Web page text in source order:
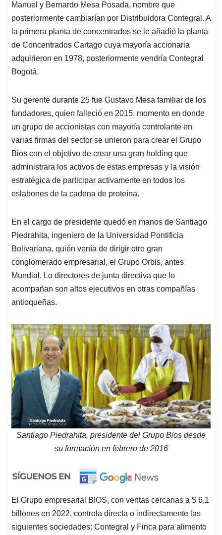
Manuel y Bernardo Mesa Posada, nombre que
posteriormente cambiarían por Distribuidora Contegral. A
la primera planta de concentrados se le añadió la planta
de Concentrados Cartago cuya mayoría accionaria
adquirieron en 1978, posteriormente vendría Contegral
Bogotá.
Su gerente durante 25 fue Gustavo Mesa familiar de los
fundadores, quien falleció en 2015, momento en donde
un grupo de accionistas con mayoría controlante en
varias firmas del sector se unieron para crear el Grupo
Bios con el objetivo de crear una gran holding que
administrara los activos de estas empresas y la visión
estratégica de participar activamente en todos los
eslabones de la cadena de proteína.
En el cargo de presidente quedó en manos de Santiago
Piedrahita, ingeniero de la Universidad Pontificia
Bolivariana, quién venía de dirigir otro gran
conglomerado empresarial, el Grupo Orbis, antes
Mundial. Lo directores de junta directiva que lo
acompañan son altos ejecutivos en otras compañías
antioqueñas.
Santiago Piedrahita, presidente del Grupo Bios desde
su formación en febrero de 2016
El Grupo empresarial BIOS, con ventas cercanas a $ 6,1
billones en 2022, controla directa o indirectamente las
siguientes sociedades: Contegral y Finca para alimento